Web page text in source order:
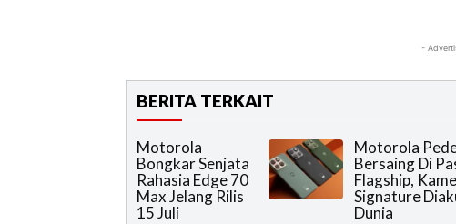
-
BERITA TERKAIT
Motorola
Bongkar Senjata
Rahasia Edge 70
Max Jelang Rilis
15 Juli
Motorola
Bersaing Di
Flagship,
Signature
Dunia